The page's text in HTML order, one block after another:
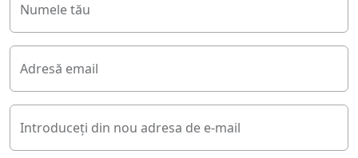
Numele tău
Adresă email
Introduceți din nou adresa de e-mail